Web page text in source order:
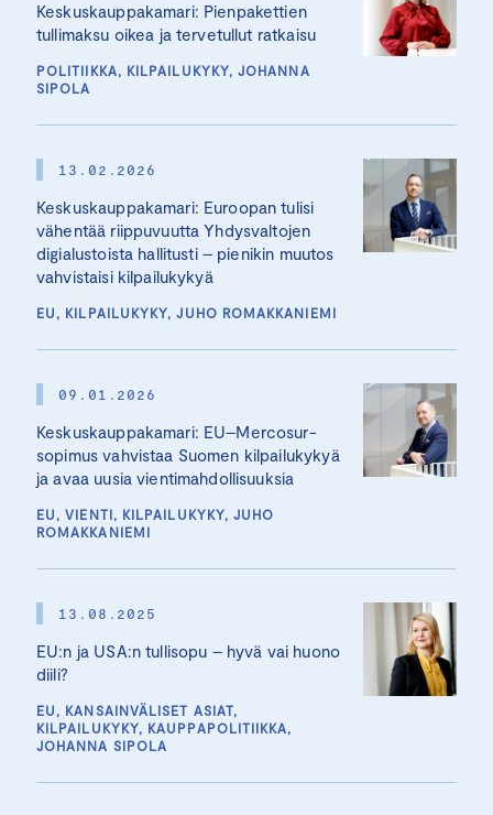
Keskuskauppakamari: Pienpakettien
tullimaksu oikea ja tervetullut ratkaisu
POLITIIKKA, KILPAILUKYKY, JOHANNA
SIPOLA
13.02.2026
Keskuskauppakamari: Euroopan tulisi
vähentää riippuvuutta Yhdysvaltojen
digialustoista hallitusti – pienikin muutos
vahvistaisi kilpailukykyä
EU, KILPAILUKYKY, JUHO ROMAKKANIEMI
09.01.2026
Keskuskauppakamari: EU–Mercosur-
sopimus vahvistaa Suomen kilpailukykyä
ja avaa uusia vientimahdollisuuksia
EU, VIENTI, KILPAILUKYKY, JUHO
ROMAKKANIEMI
13.08.2025
EU:n ja USA:n tullisopu – hyvä vai huono
diili?
EU, KANSAINVÄLISET ASIAT,
KILPAILUKYKY, KAUPPAPOLITIIKKA,
JOHANNA SIPOLA